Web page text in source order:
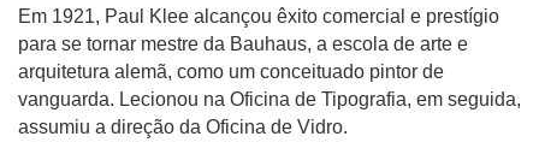
Em 1921, Paul Klee alcançou êxito comercial e prestígio
para se tornar mestre da Bauhaus, a escola de arte e
arquitetura alemã, como um conceituado pintor de
vanguarda. Lecionou na Oficina de Tipografia, em seguida,
assumiu a direção da Oficina de Vidro.